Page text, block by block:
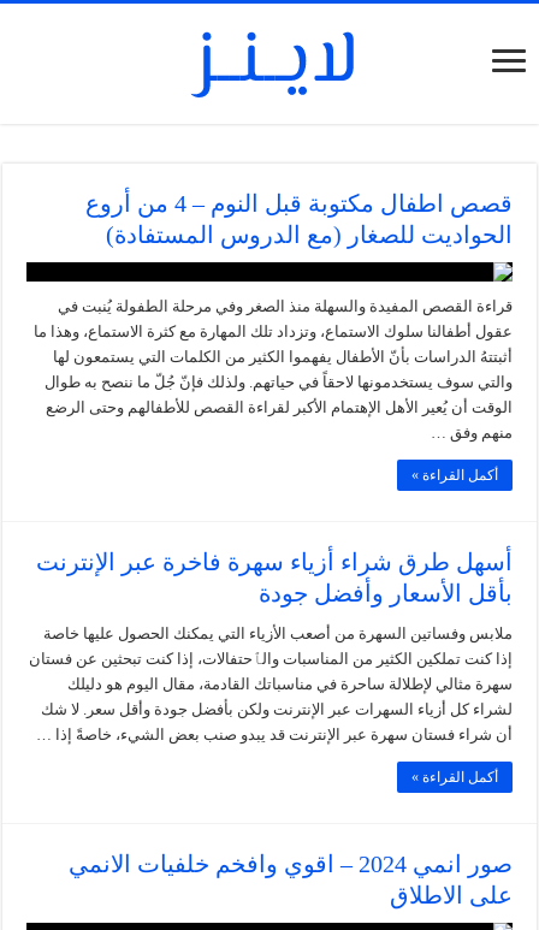
قصص اطفال مكتوبة قبل النوم – 4 من أروع
الحواديت للصغار (مع الدروس المستفادة)
قراءة القصص المفيدة والسهلة منذ الصغر وفي مرحلة الطفولة يُنبت في
عقول أطفالنا سلوك الاستماع، وتزداد تلك المهارة مع كثرة الاستماع، وهذا ما
أثبتتهُ الدراسات بأنّ الأطفال يفهموا الكثير من الكلمات التي يستمعون لها
والتي سوف يستخدمونها لاحقاً في حياتهم. ولذلك فإنّ جُلّ ما ننصح به طوال
الوقت أن يُعير الأهل الإهتمام الأكبر لقراءة القصص للأطفالهم وحتى الرضع
منهم وفق …
أكمل القراءة »
أسهل طرق شراء أزياء سهرة فاخرة عبر الإنترنت
بأقل الأسعار وأفضل جودة
ملابس وفساتين السهرة من أصعب الأزياء التي يمكنك الحصول عليها خاصة
إذا كنت تملكين الكثير من المناسبات والٱحتفالات، إذا كنت تبحثين عن فستان
سهرة مثالي لإطلالة ساحرة في مناسباتك القادمة، مقال اليوم هو دليلك
لشراء كل أزياء السهرات عبر الإنترنت ولكن بأفضل جودة وأقل سعر. لا شك
أن شراء فستان سهرة عبر الإنترنت قد يبدو صنب بعض الشيء، خاصةً إذا …
أكمل القراءة »
صور انمي 2024 – اقوي وافخم خلفيات الانمي
على الاطلاق